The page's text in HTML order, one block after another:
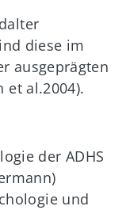
diese im
ausgeprägten
et al.2004).
der ADHS
und